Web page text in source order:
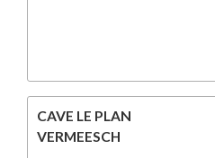
CAVE LE PLAN
VERMEESCH